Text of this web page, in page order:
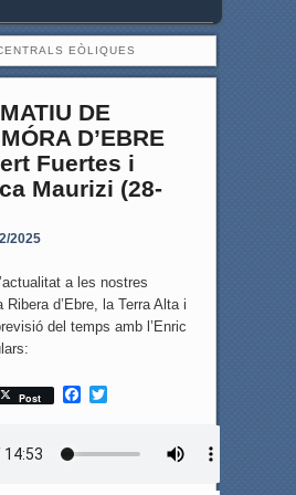
EÒLIQUES
DE
D’EBRE
Fuertes i
Maurizi (28-
2025
a les nostres
Ribera d’Ebre, la Terra Alta i
del temps amb l’Enric
Post
F
T